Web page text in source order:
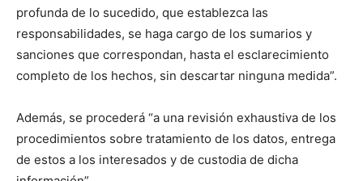
profunda de lo sucedido, que establezca las
responsabilidades, se haga cargo de los sumarios y
sanciones que correspondan, hasta el esclarecimiento
completo de los hechos, sin descartar ninguna medida”.
Además, se procederá “a una revisión exhaustiva de los
procedimientos sobre tratamiento de los datos, entrega
de estos a los interesados y de custodia de dicha